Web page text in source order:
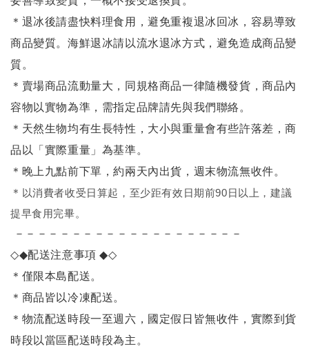
＊退冰後請盡快料理食用，避免重複退冰回冰，容易導致
商品變質。海鮮退冰請以流水退冰方式，避免造成商品變
質。
＊賣場商品流動量大，同規格商品一律隨機發貨，商品內
容物以實物為準，需指定品牌請先與我們聯絡。
＊天然生物均有生長特性，大小與重量會有些許落差，商
品以「實際重量」為基準。
＊晚上九點前下單，約兩天內出貨，週末物流無收件。
＊ 以消費者收受日算起，至少距有效日期前90日以上，建議
提早食用完畢。
－－－－－－－－－－－－－－－－－－－－
◇◆配送注意事項◆◇
＊僅限本島配送。
＊商品皆以冷凍配送。
＊物流配送時段一至週六，國定假日皆無收件，實際到貨
時段以當區配送時段為主。